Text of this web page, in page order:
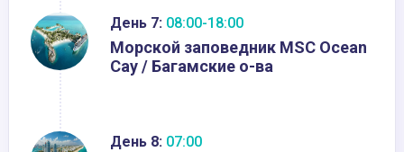
День 7: 08:00-18:00
Морской заповедник MSC Ocean
Cay / Багамские о-ва
День 8: 07:00